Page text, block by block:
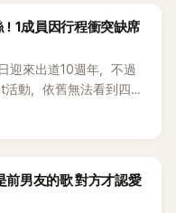
1成員因行程衝突缺席
迎來出道10週年，不過
動，依舊無法看到四人
當天將由Jisoo（智秀）、
前男友的歌 對方才認愛